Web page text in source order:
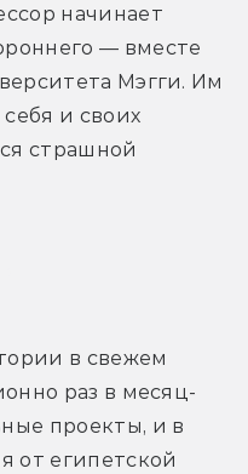
начинает
— вместе
Мэгги. Им
и своих
страшной
в свежем
раз в месяц-
проекты, и в
от египетской